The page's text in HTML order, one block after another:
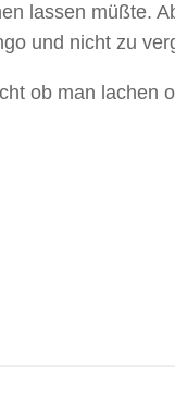
lassen müßte.
und nicht zu
ob man lachen